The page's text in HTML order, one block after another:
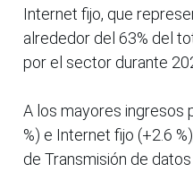
Internet fijo, que
alrededor del 63% del
por el sector durante
A los mayores ingresos
%) e Internet fijo (+2.6
de Transmisión de